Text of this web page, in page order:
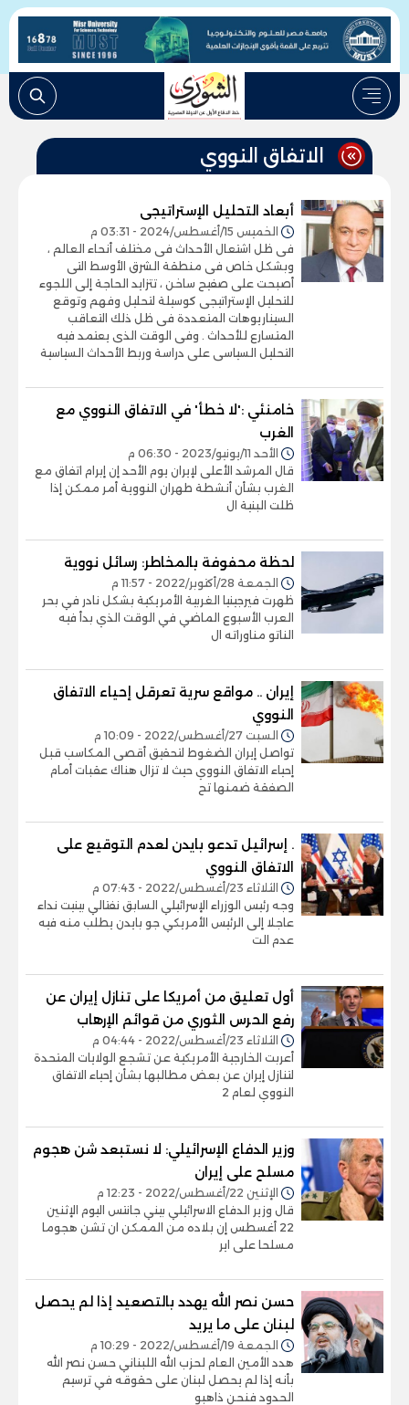
الاتفاق النووي
أبعاد التحليل الإستراتيجى
الخميس 15/أغسطس/2024 - 03:31 م
فى ظل اشتعال الأحداث فى مختلف أنحاء العالم ،
وبشكل خاص فى منطقة الشرق الأوسط التى
أصبحت على صفيح ساخن ، تتزايد الحاجة إلى اللجوء
للتحليل الإستراتيجى كوسيلة لتحليل وفهم وتوقع
السيناريوهات المتعددة فى ظل ذلك التعاقب
المتسارع للأحداث . وفى الوقت الذى يعتمد فيه
التحليل السياسى على دراسة وربط الأحداث السياسية
خامنئي :'لا خطأ' في الاتفاق النووي مع
الغرب
الأحد 11/يونيو/2023 - 06:30 م
قال المرشد الأعلى لإيران يوم الأحد إن إبرام اتفاق مع
الغرب بشأن أنشطة طهران النووية أمر ممكن إذا
ظلت البنية ال
لحظة محفوفة بالمخاطر: رسائل نووية
الجمعة 28/أكتوبر/2022 - 11:57 م
ظهرت فيرجينيا الغربية الأمريكية بشكل نادر في بحر
العرب الأسبوع الماضي في الوقت الذي بدأ فيه
الناتو مناوراته ال
إيران .. مواقع سرية تعرقل إحياء الاتفاق
النووي
السبت 27/أغسطس/2022 - 10:09 م
تواصل إيران الضغوط لتحقيق أقصى المكاسب قبل
إحياء الاتفاق النووي حيث لا تزال هناك عقبات أمام
الصفقة ضمنها تح
. إسرائيل تدعو بايدن لعدم التوقيع على
الاتفاق النووي
الثلاثاء 23/أغسطس/2022 - 07:43 م
وجه رئيس الوزراء الإسرائيلي السابق نفتالي بينيت نداء
عاجلا إلى الرئيس الأمريكي جو بايدن يطلب منه فيه
عدم الت
أول تعليق من أمريكا على تنازل إيران عن
رفع الحرس الثوري من قوائم الإرهاب
الثلاثاء 23/أغسطس/2022 - 04:44 م
أعربت الخارجية الأمريكية عن تشجع الولايات المتحدة
لتنازل إيران عن بعض مطالبها بشأن إحياء الاتفاق
النووي لعام 2
وزير الدفاع الإسرائيلي: لا نستبعد شن هجوم
مسلح على إيران
الإثنين 22/أغسطس/2022 - 12:23 م
قال وزير الدفاع الاسرائيلي بيني جانتس اليوم الإثنين
22 أغسطس إن بلاده من الممكن ان تشن هجوما
مسلحا على اير
حسن نصر الله يهدد بالتصعيد إذا لم يحصل
لبنان على ما يريد
الجمعة 19/أغسطس/2022 - 10:29 م
هدد الأمين العام لحزب الله اللبناني حسن نصر الله
بأنه إذا لم يحصل لبنان على حقوقه في ترسيم
الحدود فنحن ذاهبو